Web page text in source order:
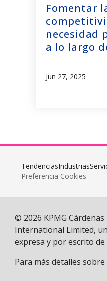
Fomentar
necesidad
a lo largo
Jun 27, 2025
TendenciasIndustrias
Preferencia Cookies
© 2026 KPMG
International Limited,
expresa y por escrito de
Para más detalles